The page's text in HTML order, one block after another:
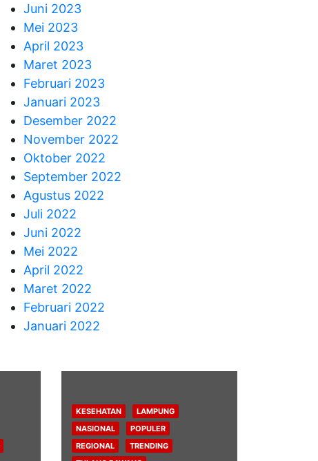
Juni 2023
Mei 2023
April 2023
Maret 2023
Februari 2023
Januari 2023
Desember 2022
November 2022
Oktober 2022
September 2022
Agustus 2022
Juli 2022
Juni 2022
Mei 2022
April 2022
Maret 2022
Februari 2022
Januari 2022
KESEHATAN
LAMPUNG
NASIONAL
POPULER
REGIONAL
TRENDING